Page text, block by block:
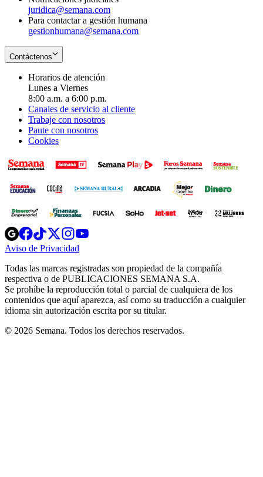
juridica@semana.com
Para contactar a gestión humana
gestionhumana@semana.com
Contáctenos
Horarios de atención
Lunes a Viernes
8:00 a.m. a 6:00 p.m.
Canales de servicio al cliente
Trabaje con nosotros
Paute con nosotros
Cookies
Opens
in
new
Opens
in
new
Opens
in
new
window
Opens
new
windowwindow
Aviso de Privacidad
new
window
Todas las marcas registradas son propiedad de la compañía
respectiva o de PUBLICACIONES SEMANA S.A.
Se prohíbe la reproducción total o parcial de cualquiera de los
contenidos que aquí aparezca, así como su traducción a cualquier
idioma sin autorización escrita por su titular.
© 2026 Semana. Todos los derechos reservados.